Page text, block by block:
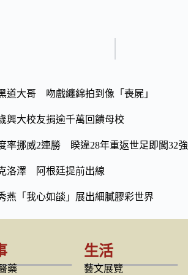
道大哥 吻戲纏綿拍到像「喪屍」
大校友捐逾千萬回饋母校
率挪威2連勝 睽違28年重返世足即闖32強
洛澤 阿根廷提前出線
「我心如燄」展出細膩膠彩世界
藥
生活
藝文展覽